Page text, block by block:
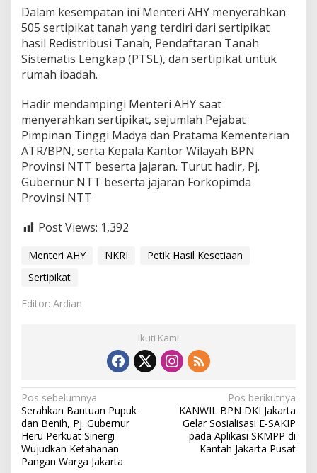
Dalam kesempatan ini Menteri AHY menyerahkan
505 sertipikat tanah yang terdiri dari sertipikat
hasil Redistribusi Tanah, Pendaftaran Tanah
Sistematis Lengkap (PTSL), dan sertipikat untuk
rumah ibadah.
Hadir mendampingi Menteri AHY saat
menyerahkan sertipikat, sejumlah Pejabat
Pimpinan Tinggi Madya dan Pratama Kementerian
ATR/BPN, serta Kepala Kantor Wilayah BPN
Provinsi NTT beserta jajaran. Turut hadir, Pj.
Gubernur NTT beserta jajaran Forkopimda
Provinsi NTT
Post Views: 1,392
Menteri AHY NKRI
Petik Hasil Kesetiaan
Sertipikat
Editor: Ardian
Ikuti Kami
N
a
v
i
Pos sebelumnya
Serahkan Bantuan Pupuk
dan Benih, Pj. Gubernur
Heru Perkuat Sinergi
Wujudkan Ketahanan
Pangan Warga Jakarta
Pos berikutnya
KANWIL BPN DKI Jakarta
Gelar Sosialisasi E-SAKIP
pada Aplikasi SKMPP di
Kantah Jakarta Pusat